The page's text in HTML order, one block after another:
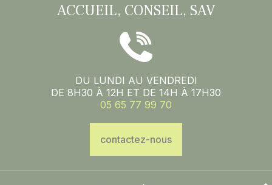
ACCUEIL, CONSEIL, SAV
DU LUNDI AU VENDREDI
DE 8H30 À 12H ET DE 14H À 17H30
05 65 77 99 70
contactez-nous